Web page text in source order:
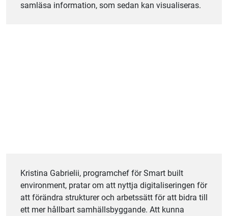
samläsa information, som sedan kan visualiseras.
Kristina Gabrielii, programchef för Smart built
environment, pratar om att nyttja digitaliseringen för
att förändra strukturer och arbetssätt för att bidra till
ett mer hållbart samhällsbyggande. Att kunna